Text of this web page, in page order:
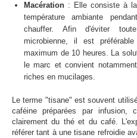
Macération : Elle consiste à
température ambiante
chauffer. Afin d'éviter
microbienne, il est
maximum de 10 heures. La
le marc et convient
riches en mucilages.
Le terme "tisane" est souvent
caféine préparées par infusion,
clairement du thé et du café.
référer tant à une tisane refroidie